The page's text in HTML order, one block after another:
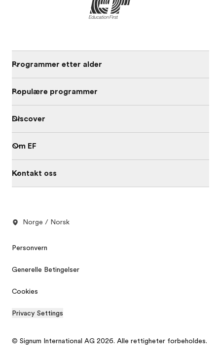
Programmer etter alder
Populære programmer
Discover
Om EF
Kontakt oss
Norge / Norsk
Personvern
Generelle Betingelser
Cookies
Privacy Settings
© Signum International AG 2026. Alle rettigheter forbeholdes.